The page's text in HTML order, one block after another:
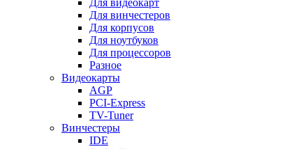
Для винчестеров
Для корпусов
Для ноутбуков
Для процессоров
Разное
Видеокарты
AGP
PCI-Express
TV-Tuner
Винчестеры
IDE